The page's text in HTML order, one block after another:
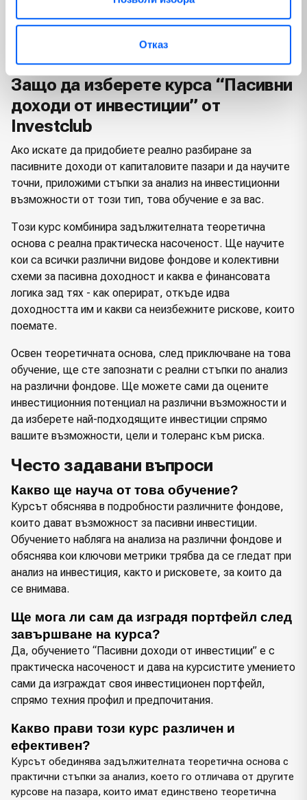
Отказ
Всичко това е поднесено по лесноразбираем начин, с
Защо да изберете курса “Пасивни
доходи от инвестиции” от
Investclub
Ако искате да придобиете реално разбиране за
пасивните доходи от капиталовите пазари и да научите
точни, приложими стъпки за анализ на инвестиционни
възможности от този тип, това обучение е за вас.
Този курс комбинира задължителната теоретична
основа с реална практическа насоченост. Ще научите
кои са всички различни видове фондове и колективни
схеми за пасивна доходност и каква е финансовата
логика зад тях - как оперират, откъде идва
доходността им и какви са неизбежните рискове, които
поемате.
Освен теоретичната основа, след приключване на това
обучение, ще сте запознати с реални стъпки по анализ
на различни фондове. Ще можете сами да оцените
инвестиционния потенциал на различни възможности и
да изберете най-подходящите инвестиции спрямо
вашите възможности, цели и толеранс към риска.
Често задавани въпроси
Какво ще науча от това обучение?
Курсът обяснява в подробности различните фондове,
които дават възможност за пасивни инвестиции.
Обучението набляга на анализа на различни фондове и
обяснява кои ключови метрики трябва да се гледат при
анализ на инвестиция, както и рисковете, за които да
се внимава.
Ще мога ли сам да изградя портфейл след
завършване на курса?
Да, обучението “Пасивни доходи от инвестиции” е с
практическа насоченост и дава на курсистите умението
сами да изграждат своя инвестиционен портфейл,
спрямо техния профил и предпочитания.
Какво прави този курс различен и
ефективен?
Курсът обединява задължителната теоретична основа с
практични стъпки за анализ, което го отличава от другите
курсове на пазара, които имат единствено теоретична